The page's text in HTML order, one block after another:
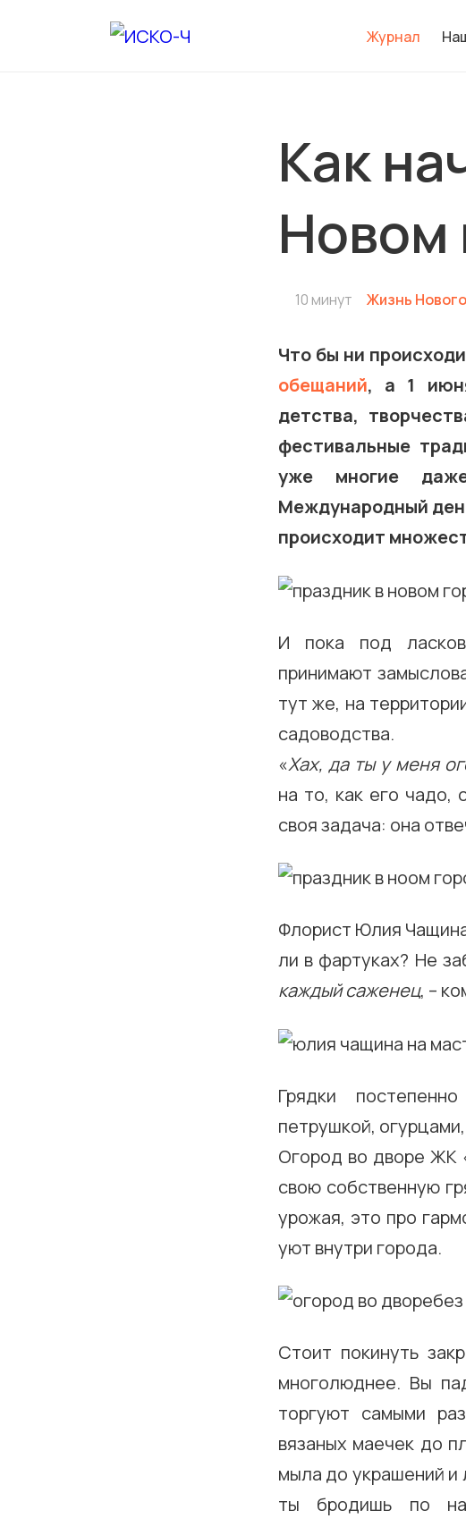
Журнал
Как
Новом
10 минут Жизнь
Что бы ни
обещаний, а 1
детства,
фестивальные
уже многие
Международный
происходит
И пока под
принимают
тут же, на
садоводства.
«Хах, да ты у меня
на то, как его чадо,
своя задача: она
Флорист Юлия
ли в фартуках? Не
каждый саженец, –
Грядки
петрушкой,
Огород во дворе ЖК
свою собственную
урожая, это про
уют внутри города.
Стоит покинуть
многолюднее. Вы
торгуют самыми
вязаных маечек до
мыла до украшений
ты бродишь по